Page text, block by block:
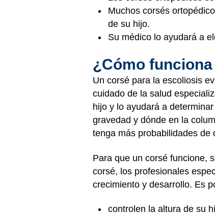
Muchos corsés
de su hijo.
Su médico lo ayudará a
¿Cómo
Un corsé para la escoliosis
cuidado de la salud
hijo y lo ayudará a
gravedad y dónde en la
tenga más probabilidades de
Para que un corsé funcione,
corsé, los profesionales
crecimiento y desarrollo. Es
controlen la altura de su